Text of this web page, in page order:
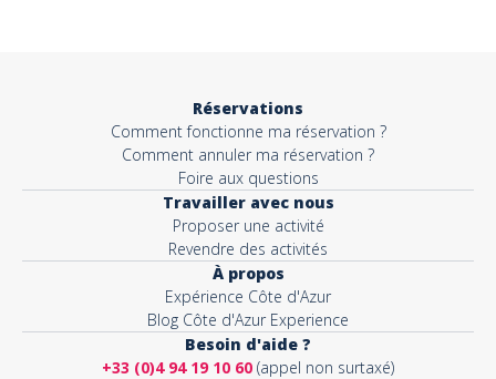
Réservations
Comment fonctionne ma réservation ?
Comment annuler ma réservation ?
Foire aux questions
Travailler avec nous
Proposer une activité
Revendre des activités
À propos
Expérience Côte d'Azur
Blog Côte d'Azur Experience
Besoin d'aide ?
+33 (0)4 94 19 10 60 (appel non surtaxé)